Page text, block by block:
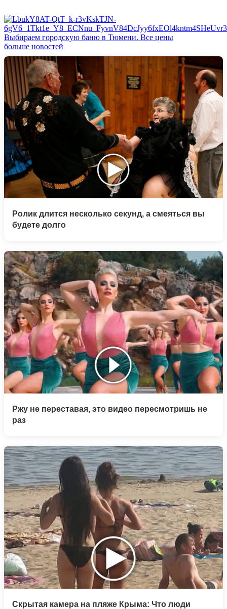
Выбираем городскую баню в Тюмени. Все цены
больше новостей
Ролик длится несколько секунд, а смеяться вы
будете долго
Ржу не переставая, это видео пересмотришь не
раз
Скрытая камера на пляже Крыма: Что люди